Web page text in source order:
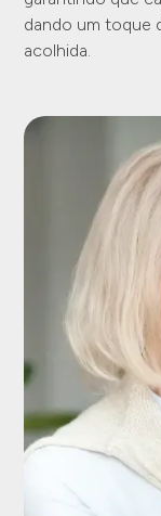
dando um toque
acolhida.